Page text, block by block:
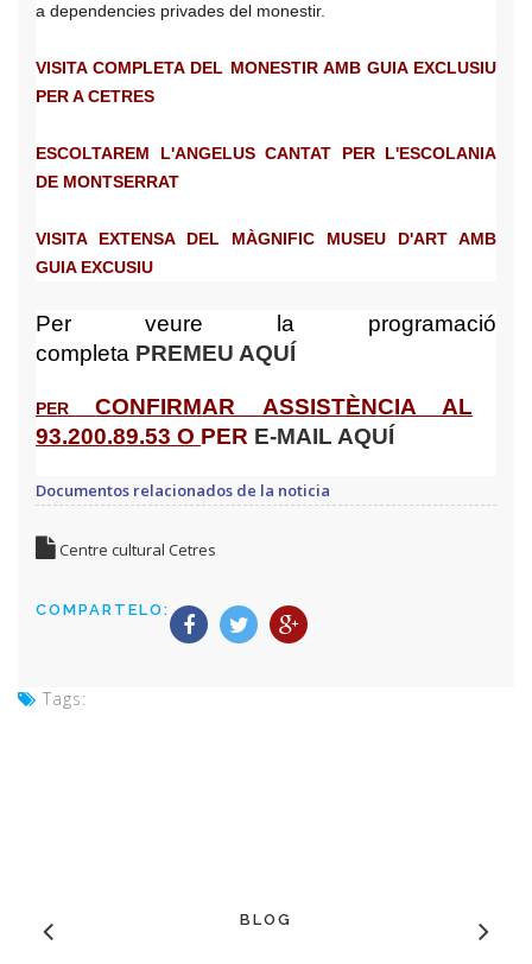
a dependencies privades del monestir.
VISITA COMPLETA DEL MONESTIR AMB GUIA EXCLUSIU
PER A CETRES
ESCOLTAREM L'ANGELUS CANTAT PER L'ESCOLANIA
DE MONTSERRAT
VISITA EXTENSA DEL MÀGNIFIC MUSEU D'ART AMB
GUIA EXCUSIU
Per veure la programació
completa PREMEU AQUÍ
PERCONFIRMAR ASSISTÈNCIA AL
93.200.89.53 O PER E-MAIL AQUÍ
Documentos relacionados de la noticia
Centre cultural Cetres
COMPARTELO:
Tags:
BLOG